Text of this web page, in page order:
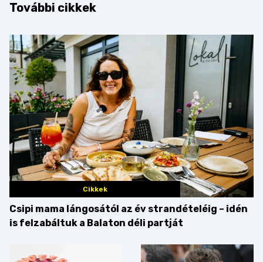
További cikkek
Cikkek
Csipi mama lángosától az év strandételéig – idén
is felzabáltuk a Balaton déli partját